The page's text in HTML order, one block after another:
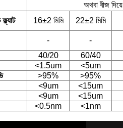
অথবা বীজ দিয়ে
16±2 মিমি 22±2 মিমি
- -
40/20
60/40
<1.5um
<5um
>95% >95%
<9um
<15um
<9um
<15um
<0.5nm
<1nm